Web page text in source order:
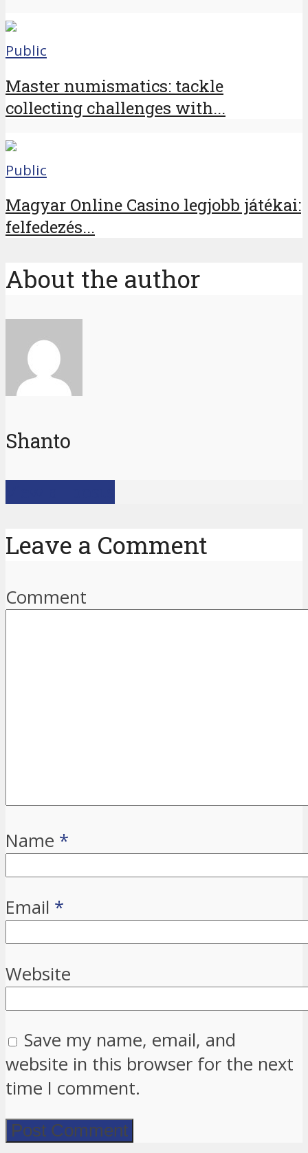
Public
Master numismatics: tackle
collecting challenges with...
Public
Magyar Online Casino legjobb játékai:
felfedezés...
About the author
Shanto
Leave a Comment
Comment
Name *
Email *
Website
Save my name, email, and
website in this browser for the next
time I comment.